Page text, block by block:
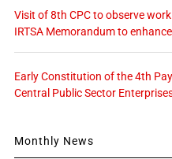
Visit of 8th CPC to observe
IRTSA Memorandum to
Early Constitution of the 4th
Central Public Sector
Monthly News